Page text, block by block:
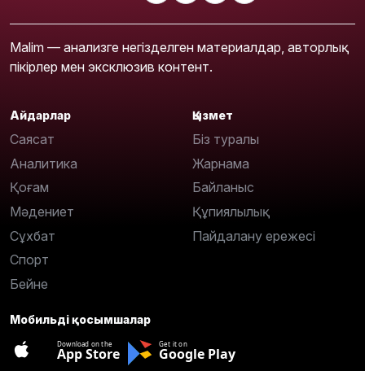
Malim — анализге негізделген материалдар, авторлық
пікірлер мен эксклюзив контент.
Айдарлар
Саясат
Аналитика
Қоғам
Мәдениет
Сұхбат
Спорт
Бейне
Қызмет
Біз туралы
Жарнама
Байланыс
Құпиялылық
Пайдалану ережесі
Мобильді қосымшалар
Download on the
App Store
Get it on
Google Play